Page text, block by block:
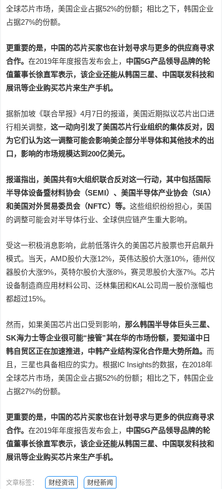
全球芯片市场，美国企业占据52%的份额；相比之下，韩国企业
占据27%的份额。
更重要的是，中国的芯片买家也在计划寻求与更多的供应商寻求
合作。在2019年年度报告发布会上， 中国5G产品领导品牌的轮
值董事长徐直军表示，该企业还能从韩国三星、中国联发科技和
展讯等企业购买芯片来生产手机。
据新加坡《联合早报》4月7日的报道，美国近期拟议芯片出口进
行相关调整，这一动向引发了美国芯片行业组织的集体反对，因
为它们认为这一调整可能会影响美企部分半导体和其他技术的出
口，影响的市场规模达到200亿美元。
报道指出，美国共有9大组织联合反对这一行动，其中包括国际
半导体设备暨材料协会（SEMI）、美国半导体产业协会（SIA）
和美国对外贸易委员会（NFTC）等。这些组织纷纷担心，美国
的调整可能会对半导体行业、全球供应链产生重大影响。
受这一积极消息影响，此前低落许久的美国芯片股票也开启飙升
模式。当天，AMD股价大涨12%，英伟达股价大涨10%，德州仪
器股价大涨9%，英特尔股价大涨8%，赛灵思股价大涨7%。芯片
设备制造商应用材料公司、泛林集团和KAL公司周一股价涨幅也
都超过15%。
然而，如果美国芯片出口受到影响，那么韩国半导体巨头三星、
SK海力士等企业很可能“接管”其在华的市场份额，要知道中日
韩自贸区正在加速推进，中韩产业结构深化合作是大势所趋。而
且，三星也具备相应的实力。根据IC Insights的数据，在2018年
全球芯片市场，美国企业占据52%的份额；相比之下，韩国企业
占据27%的份额。
更重要的是，中国的芯片买家也在计划寻求与更多的供应商寻求
合作。在2019年年度报告发布会上， 中国5G产品领导品牌的轮
值董事长徐直军表示，该企业还能从韩国三星、中国联发科技和
展讯等企业购买芯片来生产手机。
文章标签： 财经资讯 财经新闻